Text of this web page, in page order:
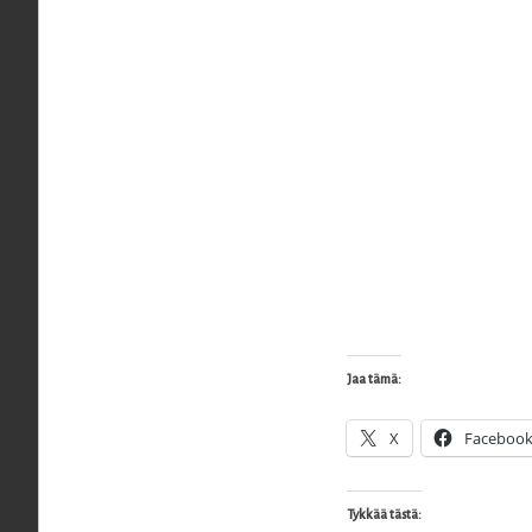
Jaa tämä:
X Facebook
Tykkää tästä: